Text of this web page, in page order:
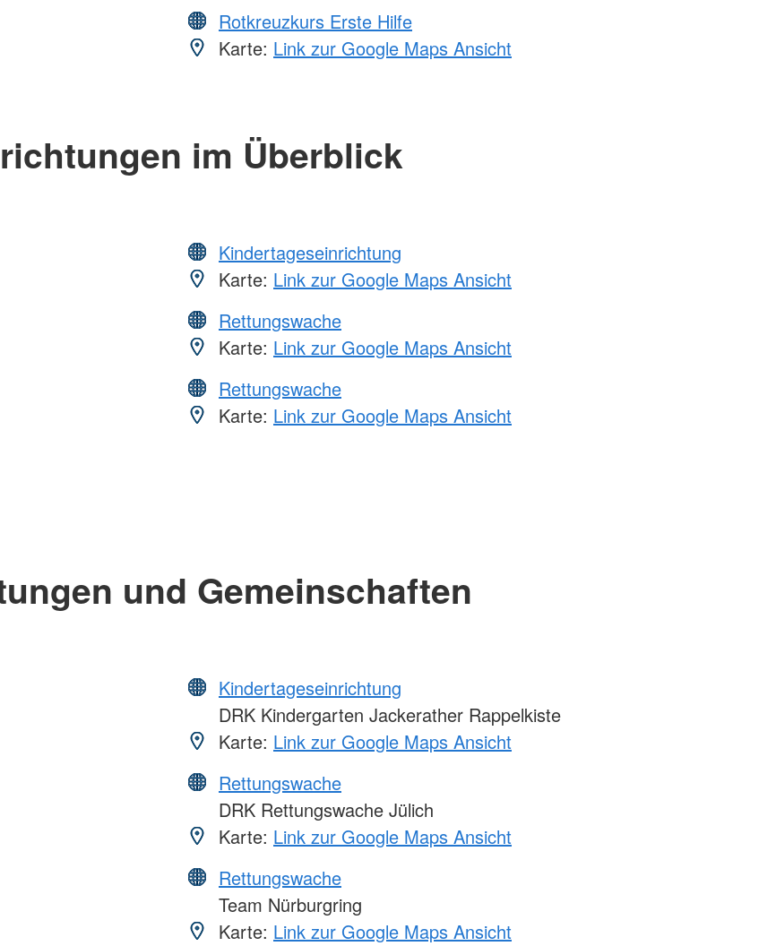
Rotkreuzkurs Erste Hilfe
Karte: Link zur Google Maps Ansicht
im Überblick
Kindertageseinrichtung
Karte: Link zur Google Maps Ansicht
Rettungswache
Karte: Link zur Google Maps Ansicht
Rettungswache
Karte: Link zur Google Maps Ansicht
und Gemeinschaften
Kindertageseinrichtung
DRK Kindergarten Jackerather Rappelkiste
Karte: Link zur Google Maps Ansicht
Rettungswache
DRK Rettungswache Jülich
Karte: Link zur Google Maps Ansicht
Rettungswache
Team Nürburgring
Karte: Link zur Google Maps Ansicht